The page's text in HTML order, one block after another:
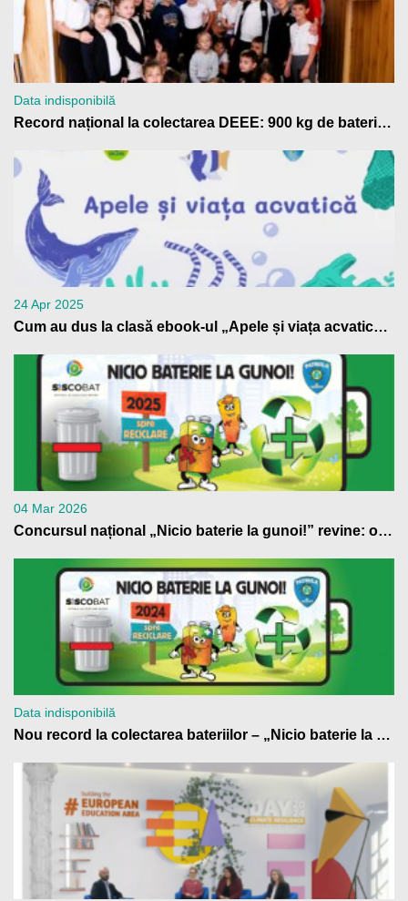
Data indisponibilă
Record național la colectarea DEEE: 900 kg de baterii trimise la reciclare de Școala Gimnazială „Anton Pann” Râmnicu Vâlcea
24 Apr 2025
Cum au dus la clasă ebook-ul „Apele și viața acvatică” profesorii din Patrula de Reciclare
04 Mar 2026
Concursul național „Nicio baterie la gunoi!” revine: o nouă ediție cu premii pentru școlile din România care contribuie la reciclarea bateriilor
Data indisponibilă
Nou record la colectarea bateriilor – „Nicio baterie la gunoi!” 2024